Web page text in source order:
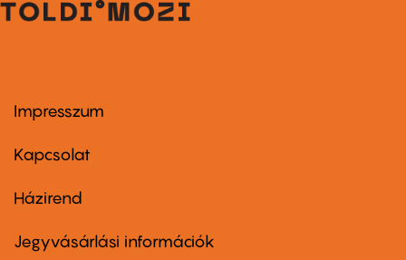
Footer
first
Impresszum
Kapcsolat
Footer
second
Házirend
Jegyvásárlási információk